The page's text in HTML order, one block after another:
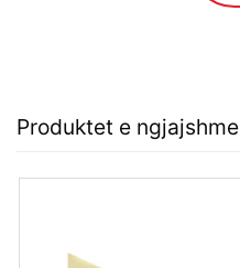
Produktet e ngjajshme